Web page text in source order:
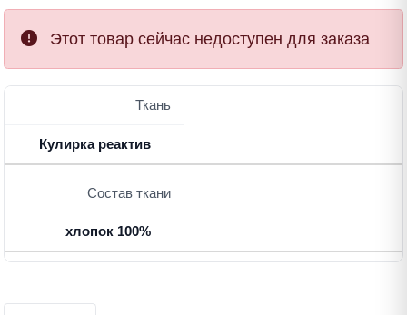
Этот товар сейчас недоступен для заказа
Ткань
Кулирка реактив
Состав ткани
хлопок 100%